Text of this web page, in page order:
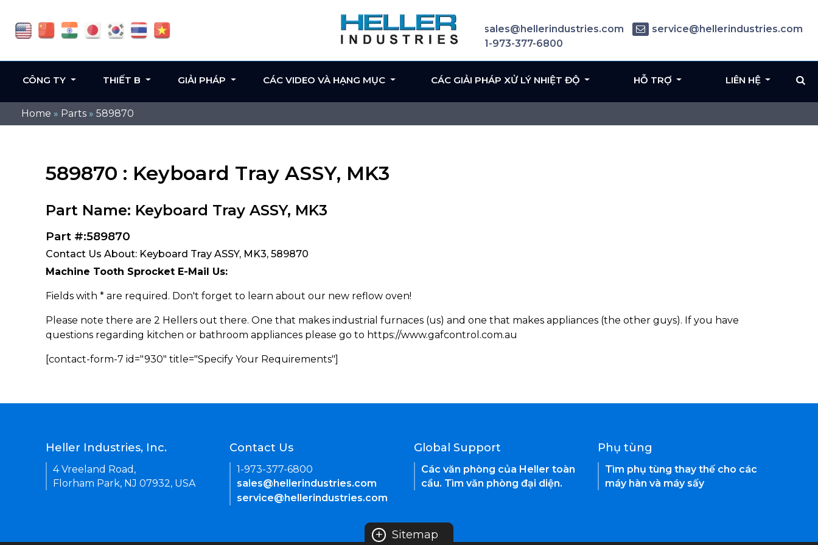
Home » Parts » 589870
589870 : Keyboard Tray ASSY, MK3
Part Name: Keyboard Tray ASSY, MK3
Part #:589870
Contact Us About: Keyboard Tray ASSY, MK3, 589870
Machine Tooth Sprocket E-Mail Us:
Fields with * are required. Don't forget to learn about our new reflow oven!
Please note there are 2 Hellers out there. One that makes industrial furnaces (us) and one that makes appliances (the other guys). If you have
questions regarding kitchen or bathroom appliances please go to https://www.gafcontrol.com.au
[contact-form-7 id="930" title="Specify Your Requirements"]
sales@hellerindustries.com
service@hellerindustries.com
1-973-377-6800
CÔNG TY THIẾT B GIẢI PHÁP CÁC VIDEO VÀ HẠNG MỤC CÁC GIẢI PHÁP XỬ LÝ NHIỆT ĐỘ HỖ TRỢ LIÊN HỆ
Heller Industries, Inc.
4 Vreeland Road,
Florham Park, NJ 07932, USA
Contact Us
1-973-377-6800
sales@hellerindustries.com
service@hellerindustries.com
Global Support
Các văn phòng của Heller toàn
cầu. Tìm văn phòng đại diện.
Phụ tùng
Tìm phụ tùng thay thế cho các
máy hàn và máy sấy
+ Sitemap